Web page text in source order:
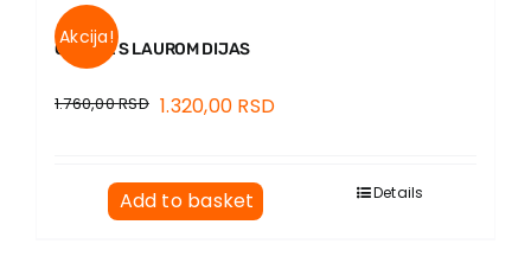
Akcija!
GODINE S LAUROM DIJAS
1.760,00RSD 1.320,00 RSD
Add to basket Details